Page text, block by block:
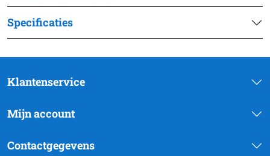
Specificaties
Klantenservice
Mijn account
Contactgegevens